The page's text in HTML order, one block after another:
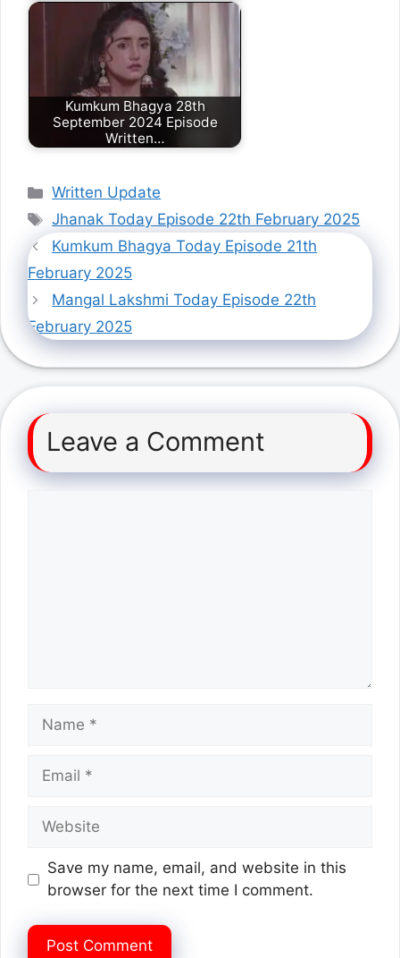
Kumkum Bhagya 28th
September 2024 Episode
Written…
Categories
Written Update
Tags
Jhanak Today Episode 22th February 2025
Kumkum Bhagya Today Episode 21th
February 2025
Mangal Lakshmi Today Episode 22th
February 2025
Leave a Comment
Name
Email
Website
Save my name, email, and website in this
browser for the next time I comment.